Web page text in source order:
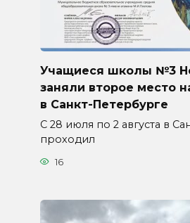
Учащиеся школы №3
заняли второе место
в Санкт-Петербурге
С 28 июля по 2 августа в
проходил
16